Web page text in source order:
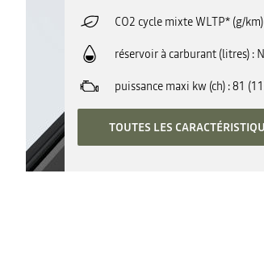
CO2 cycle mixte WLTP* (g/km)
réservoir à carburant (litres)
puissance maxi kw (ch) 81
TOUTES LES